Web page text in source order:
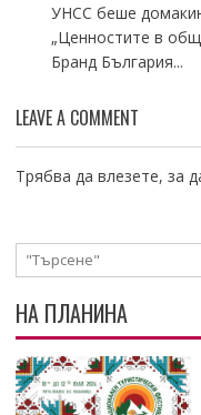
УНСС беше
„Ценностите в
Бранд България...
LEAVE A COMMENT
Трябва да влезете, за
НА ПЛАНИНА